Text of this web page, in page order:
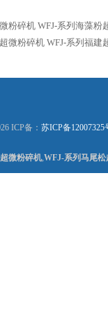
粉碎机 WFJ-系列海藻粉
微粉碎机 WFJ-系列福建
ICP备： 苏ICP备12007325
微粉碎机,WFJ-系列马尾